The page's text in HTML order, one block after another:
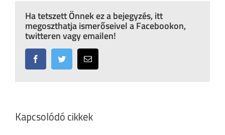
Ha tetszett Önnek ez a bejegyzés, itt
megoszthatja ismerőseivel a Facebookon,
twitteren vagy emailen!
FacebookTwitter Email:
Kapcsolódó cikkek